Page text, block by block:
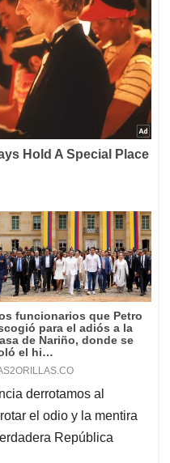
derrotamos al
el odio y la mentira
República